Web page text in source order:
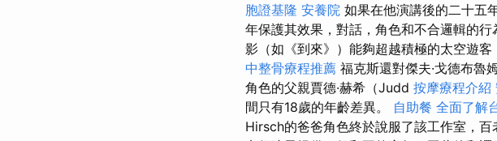
胞證基隆 安養院 如果在他演講後的二十五
年保護其效果，對話，角色和不合邏輯的行
影（如《到來》）能夠超越積極的太空遊
中整骨療程推薦 福克斯還對傑夫·戈德布魯
角色的父親賈德·赫希（Judd 按摩療程介紹
間只有18歲的年齡差異。 自助餐 全面了解
Hirsch的爸爸角色終於說服了該工作室，